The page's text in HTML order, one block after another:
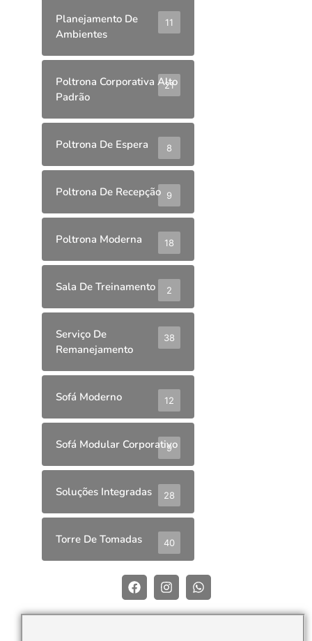
Planejamento De
Ambientes
11
Poltrona Corporativa Alto
Padrão
21
Poltrona De Espera 8
Poltrona De Recepção 9
Poltrona Moderna 18
Sala De Treinamento 2
Serviço De
Remanejamento
38
Sofá Moderno 12
Sofá Modular Corporativo
9
Soluções Integradas 28
Torre De Tomadas 40